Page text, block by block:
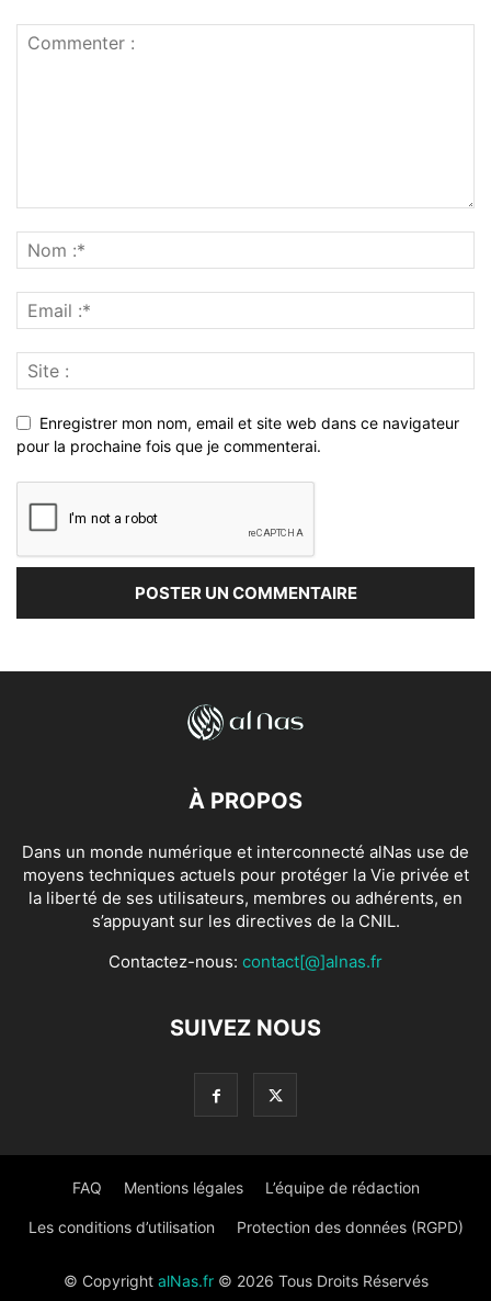
Enregistrer mon nom, email et site web dans ce navigateur
pour la prochaine fois que je commenterai.
À PROPOS
Dans un monde numérique et interconnecté alNas use de
moyens techniques actuels pour protéger la Vie privée et
la liberté de ses utilisateurs, membres ou adhérents, en
s’appuyant sur les directives de la CNIL.
Contactez-nous: contact[@]alnas.fr
SUIVEZ NOUS
FAQ Mentions légales L’équipe de rédaction
Les conditions d’utilisation Protection des données (RGPD)
© Copyright alNas.fr© 2026 Tous Droits Réservés